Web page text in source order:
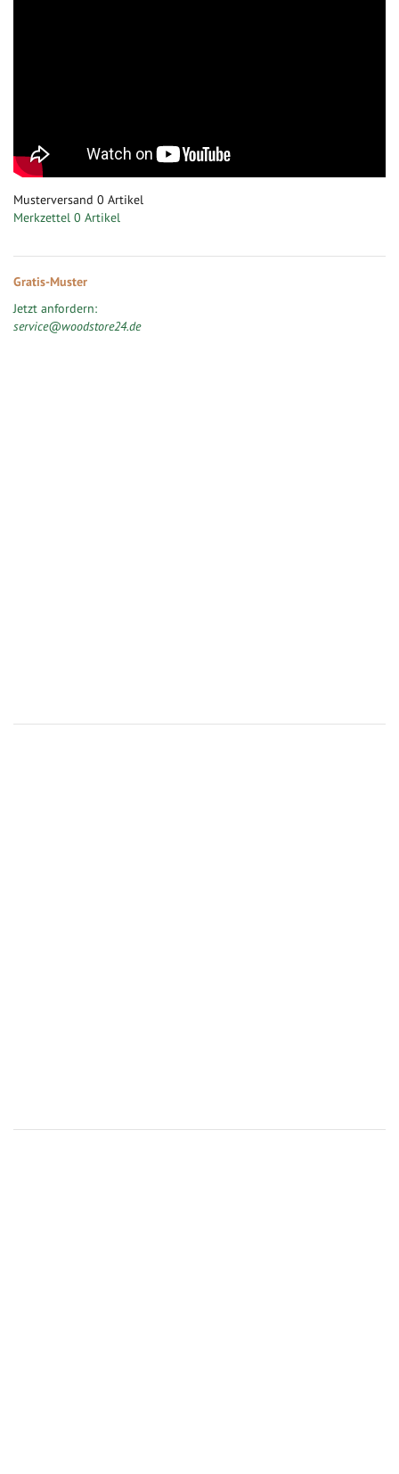
Musterversand 0 Artikel
Merkzettel 0 Artikel
Gratis-Muster
Jetzt anfordern:
service@woodstore24.de